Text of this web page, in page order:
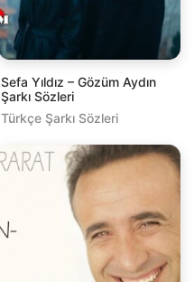
Sefa Yıldız – Gözüm Aydın
Şarkı Sözleri
Türkçe Şarkı Sözleri